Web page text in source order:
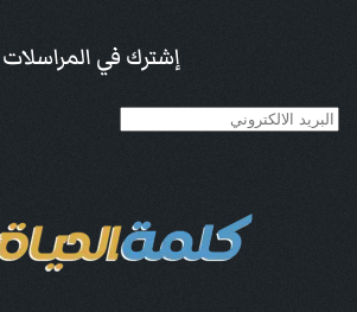
إشترك في المراسلات